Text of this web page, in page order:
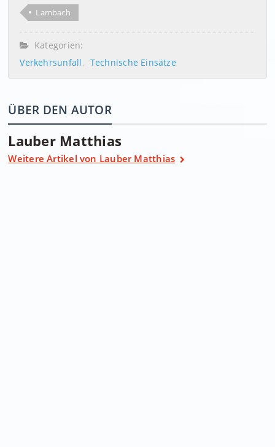
Lambach
Kategorien:
Verkehrsunfall
Technische Einsätze
ÜBER DEN AUTOR
Lauber Matthias
Weitere Artikel von Lauber Matthias